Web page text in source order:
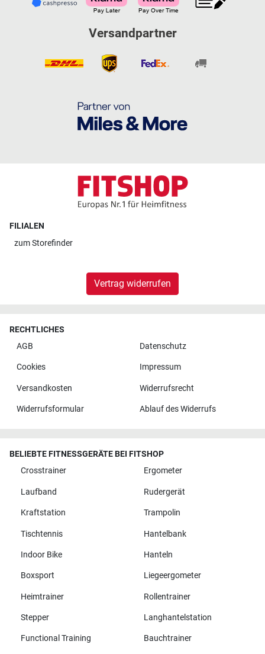
Versandpartner
FILIALEN
zumStorefinder
Vertrag widerrufen
RECHTLICHES
AGB
Datenschutz
Cookies Impressum
Versandkosten Widerrufsrecht
Widerrufsformular Ablauf des Widerrufs
BELIEBTE FITNESSGERÄTE BEI FITSHOP
Crosstrainer
Ergometer
Laufband Rudergerät
Kraftstation Trampolin
Tischtennis Hantelbank
Indoor Bike Hanteln
Boxsport Liegeergometer
Heimtrainer Rollentrainer
Stepper Langhantelstation
Functional Training Bauchtrainer